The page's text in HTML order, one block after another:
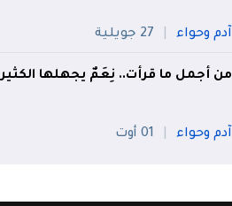
آدم وحواء 27 جويلية
من أجمل ما قرأت.. نِعَمٌ يجهلها الكثير
آدم وحواء 01 أوت